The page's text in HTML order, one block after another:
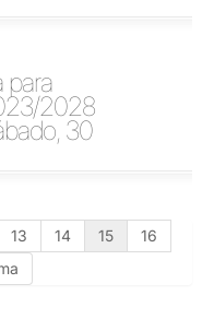
para
2028
30
13 14 15
16